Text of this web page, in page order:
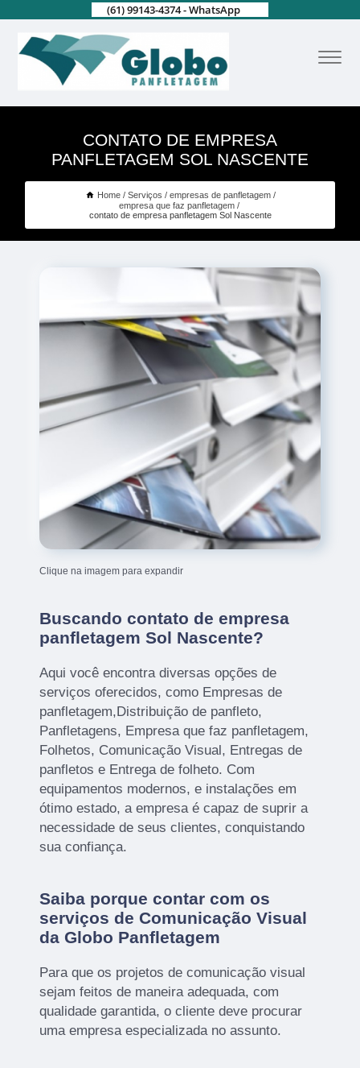
(61) 99143-4374 - WhatsApp
CONTATO DE EMPRESA
PANFLETAGEM SOL NASCENTE
Home Serviços
empresas de panfletagem
empresa que faz panfletagem
contato de empresa panfletagem Sol Nascente
Clique na imagem para expandir
Buscando contato de empresa
panfletagem Sol Nascente?
Aqui você encontra diversas opções de
serviços oferecidos, como Empresas de
panfletagem,Distribuição de panfleto,
Panfletagens, Empresa que faz panfletagem,
Folhetos, Comunicação Visual, Entregas de
panfletos e Entrega de folheto. Com
equipamentos modernos, e instalações em
ótimo estado, a empresa é capaz de suprir a
necessidade de seus clientes, conquistando
sua confiança.
Saiba porque contar com os
serviços de Comunicação Visual
da Globo Panfletagem
Para que os projetos de comunicação visual
sejam feitos de maneira adequada, com
qualidade garantida, o cliente deve procurar
uma empresa especializada no assunto.